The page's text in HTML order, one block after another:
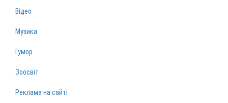
Відео
Музика
Гумор
Зоосвіт
Реклама на сайті